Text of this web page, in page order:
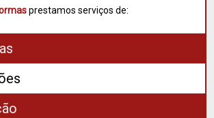
prestamos serviços de: